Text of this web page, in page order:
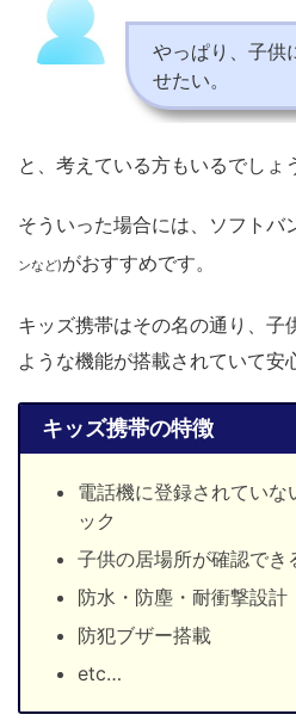
やっぱり、子供
せたい。
と、考えている方もいるでしょ
そういった場合には、ソフトバ
ンなど)がおすすめです。
キッズ携帯はその名の通り、子
ような機能が搭載されていて安
キッズ携帯の特徴
電話機に登録されていな
ック
子供の居場所が確認でき
防水・防塵・耐衝撃設計
防犯ブザー搭載
etc…